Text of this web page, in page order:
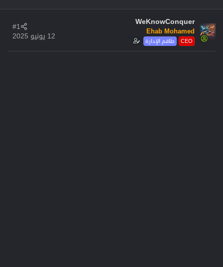
WeKnowConquer
Ehab Mohamed
طاقم الإدارة CEO
12 يونيو 2025
#1